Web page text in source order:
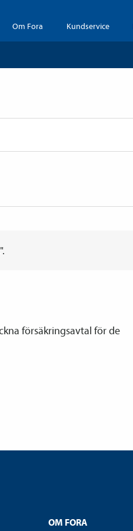
Om Fora Kundservice
".
försäkringsavtal för de
OM FORA